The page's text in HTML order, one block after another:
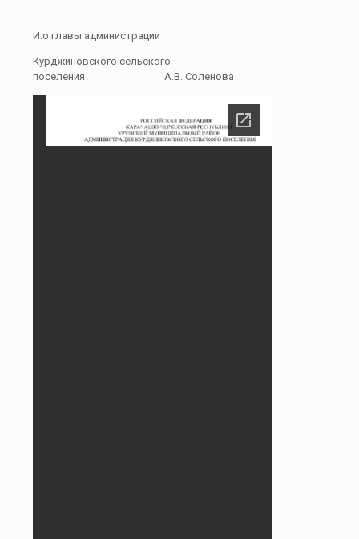
И.о.главы администрации
Курджиновского сельского
поселения А.В. Соленова